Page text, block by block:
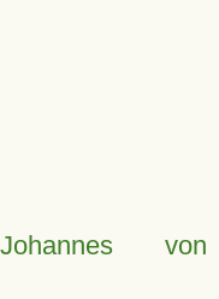
von